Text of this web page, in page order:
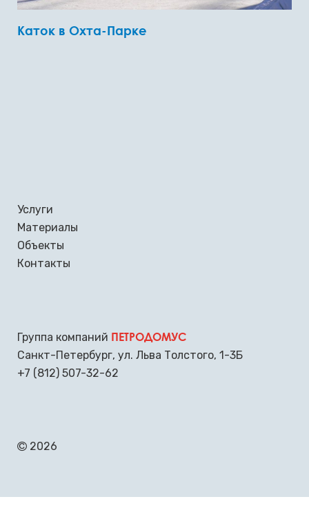
Каток в Охта-Парке
Услуги
Материалы
Объекты
Контакты
Группа компаний ПЕТРОДОМУС
Санкт-Петербург, ул. Льва Толстого, 1-3Б
+7 (812) 507-32-62
2026